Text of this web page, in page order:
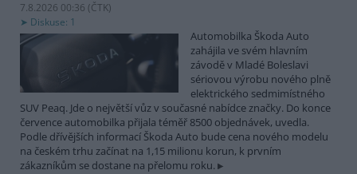
7.8.2026 00:36 (ČTK)
Diskuse: 1
Automobilka Škoda Auto
zahájila ve svém hlavním
závodě v Mladé Boleslavi
sériovou výrobu nového plně
elektrického sedmimístného
SUV Peaq. Jde o největší vůz v současné nabídce značky. Do konce
července automobilka přijala téměř 8500 objednávek, uvedla.
Podle dřívějších informací Škoda Auto bude cena nového modelu
na českém trhu začínat na 1,15 milionu korun, k prvním
zákazníkům se dostane na přelomu roku.